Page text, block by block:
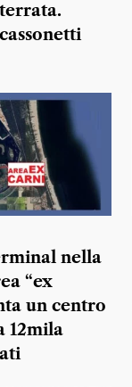
nella
“ex
un centro
12mila